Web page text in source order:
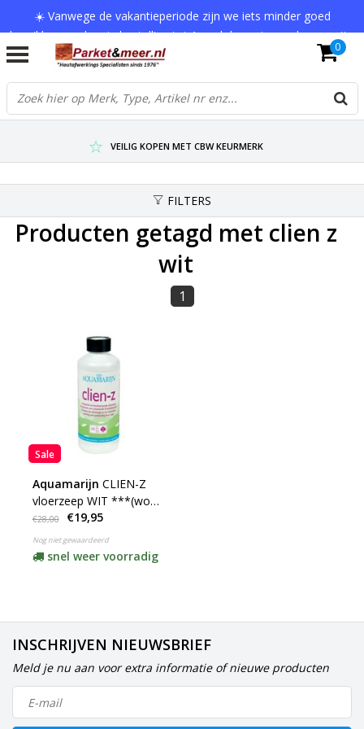
☀️ Vanwege de vakantieperiode zijn we iets minder goed
bereikbaar en kan je bestelling tot 1 werkdag extra onderweg zijn.
Bedankt voor je begrip!
VERZENDKOSTEN € 7,95 (GRATIS VA €75,-)
SCHERPSTE PRIJZEN TOT WEL 75% KORTING !
VEILIG KOPEN MET CBW KEURMERK
0
FILTERS
Producten getagd met clien z
wit
1
Sale
Aquamarijn CLIEN-Z
vloerzeep WIT ***(word
vervangen door Royl
vloerzeep)
€28,00 €19,95
Nog niet gewaardeerd
snel weer voorradig
INSCHRIJVEN NIEUWSBRIEF
Meld je nu aan voor extra informatie of nieuwe producten